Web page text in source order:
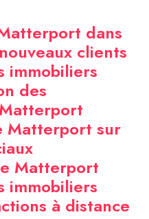
dans
clients
immobiliers
des
Matterport sur
Matterport
immobiliers
à distance